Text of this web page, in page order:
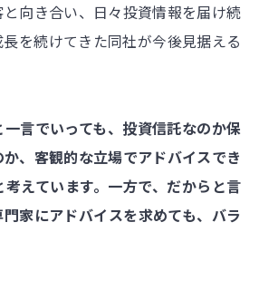
向き合い、日々投資情報を届け続
を続けてきた同社が今後見据える
一言でいっても、投資信託なのか保
、客観的な立場でアドバイスでき
えています。一方で、だからと言
家にアドバイスを求めても、バラ